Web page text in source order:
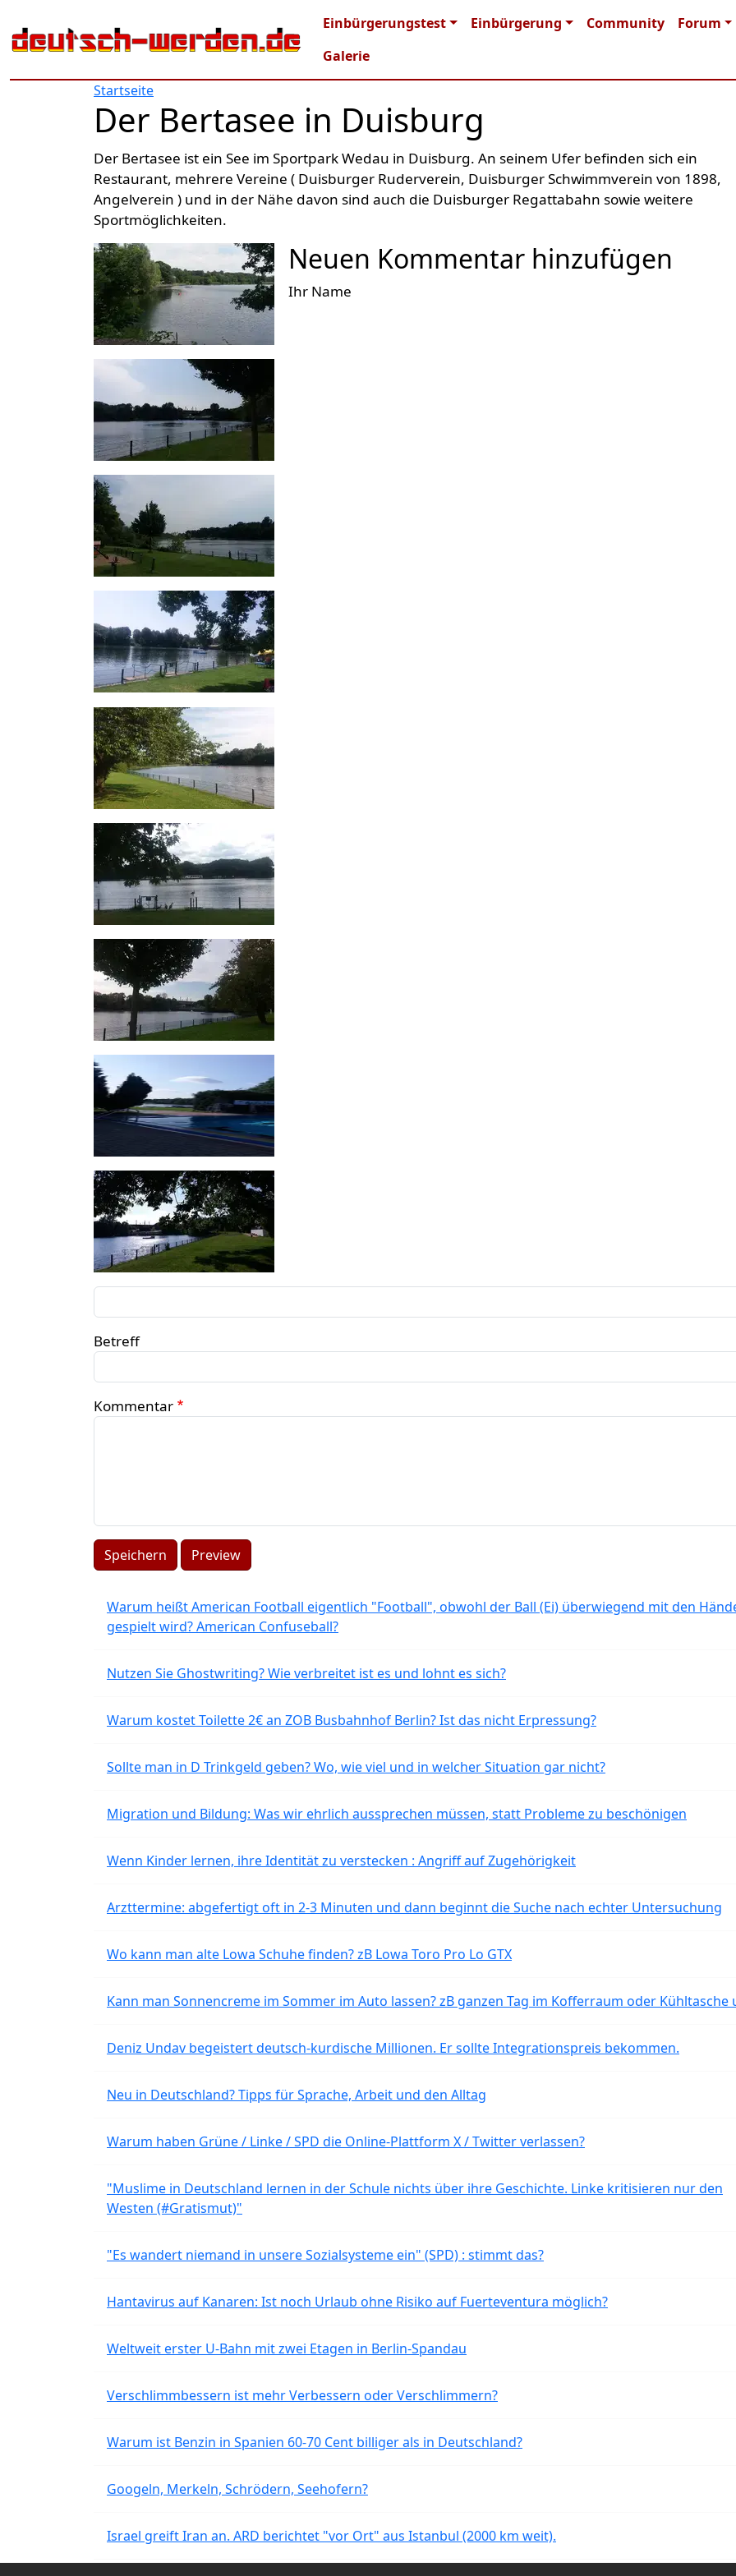
Main navigation
Einbürgerungstest Einbürgerung Community
Forum
Galerie
Startseite
Der Bertasee in Duisburg
Der Bertasee ist ein See im Sportpark Wedau in Duisburg. An seinem Ufer befinden sich ein
Restaurant, mehrere Vereine ( Duisburger Ruderverein, Duisburger Schwimmverein von 1898,
Angelverein ) und in der Nähe davon sind auch die Duisburger Regattabahn sowie weitere
Sportmöglichkeiten.
Neuen Kommentar hinzufügen
Ihr Name
Betreff
Kommentar
Speichern Preview
Warum heißt American Football eigentlich "Football", obwohl der Ball (Ei) überwiegend mit den
gespielt wird? American Confuseball?
Nutzen Sie Ghostwriting? Wie verbreitet ist es und lohnt es sich?
Warum kostet Toilette 2€ an ZOB Busbahnhof Berlin? Ist das nicht Erpressung?
Sollte man in D Trinkgeld geben? Wo, wie viel und in welcher Situation gar nicht?
Migration und Bildung: Was wir ehrlich aussprechen müssen, statt Probleme zu beschönigen
Wenn Kinder lernen, ihre Identität zu verstecken : Angriff auf Zugehörigkeit
Arzttermine: abgefertigt oft in 2-3 Minuten und dann beginnt die Suche nach echter Untersuchung
Wo kann man alte Lowa Schuhe finden? zB Lowa Toro Pro Lo GTX
Kann man Sonnencreme im Sommer im Auto lassen? zB ganzen Tag im Kofferraum oder Kühltasche
Deniz Undav begeistert deutsch-kurdische Millionen. Er sollte Integrationspreis bekommen.
Neu in Deutschland? Tipps für Sprache, Arbeit und den Alltag
Warum haben Grüne / Linke / SPD die Online-Plattform X / Twitter verlassen?
"Muslime in Deutschland lernen in der Schule nichts über ihre Geschichte. Linke kritisieren nur den
Westen (#Gratismut)"
"Es wandert niemand in unsere Sozialsysteme ein" (SPD) : stimmt das?
Hantavirus auf Kanaren: Ist noch Urlaub ohne Risiko auf Fuerteventura möglich?
Weltweit erster U-Bahn mit zwei Etagen in Berlin-Spandau
Verschlimmbessern ist mehr Verbessern oder Verschlimmern?
Warum ist Benzin in Spanien 60-70 Cent billiger als in Deutschland?
Googeln, Merkeln, Schrödern, Seehofern?
Israel greift Iran an. ARD berichtet "vor Ort" aus Istanbul (2000 km weit).